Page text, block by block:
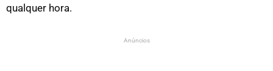
qualquer hora.
Anúncios